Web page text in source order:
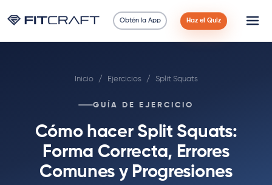
Obtén la App Haz el Quiz
90 Días
Ejercicios
Inicio / Ejercicios / Split Squats
GUÍA DE EJERCICIO
Cómo hacer Split Squats:
Forma Correcta, Errores
Comunes y Progresiones